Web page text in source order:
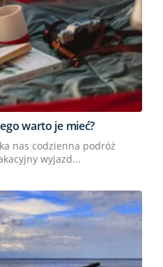
warto je mieć?
nas codzienna podróż
wyjazd...